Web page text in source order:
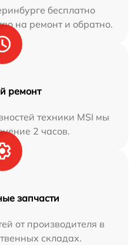
бесплатно
на ремонт и обратно.
ремонт
техники MSI мы
2 часов.
запчасти
от производителя в
складах.